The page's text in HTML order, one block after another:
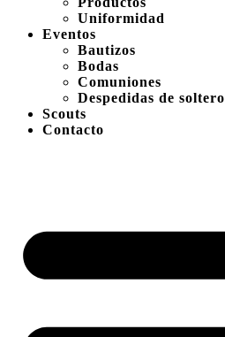
Uniformidad
Eventos
Bautizos
Bodas
Comuniones
Despedidas de soltero
Scouts
Contacto